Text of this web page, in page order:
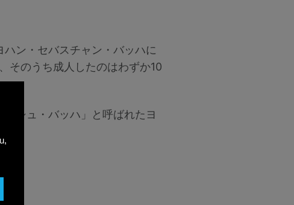
ン・セバスチャン・バッハに
そのうち成人したのはわずか10
シュ・バッハ」と呼ばれたヨ